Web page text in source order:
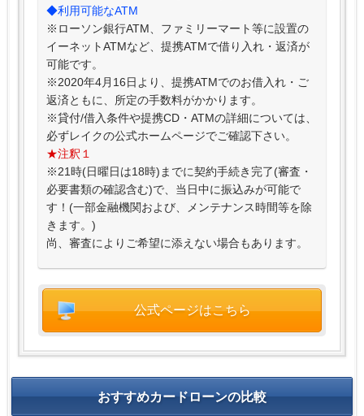
◆利用可能なATM
※ローソン銀行ATM、ファミリーマート等に設置の
イーネットATMなど、提携ATMで借り入れ・返済が
可能です。
※2020年4月16日より、提携ATMでのお借入れ・ご
返済ともに、所定の手数料がかかります。
※貸付/借入条件や提携CD・ATMの詳細については、
必ずレイクの公式ホームページでご確認下さい。
★注釈１
※21時(日曜日は18時)までに契約手続き完了(審査・
必要書類の確認含む)で、当日中に振込みが可能で
す！(一部金融機関および、メンテナンス時間等を除
きます。)
尚、審査によりご希望に添えない場合もあります。
公式ページはこちら
おすすめカードローンの比較